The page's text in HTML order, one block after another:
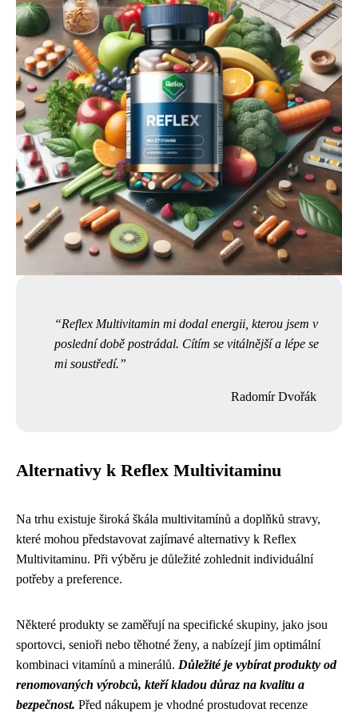
Reflex Multivitamin mi dodal energii, kterou jsem v
poslední době postrádal. Cítím se vitálnější a lépe se
mi soustředí.
Radomír Dvořák
Alternativy k Reflex Multivitaminu
Na trhu existuje široká škála multivitamínů a doplňků stravy,
které mohou představovat zajímavé alternativy k Reflex
Multivitaminu. Při výběru je důležité zohlednit individuální
potřeby a preference.
Některé produkty se zaměřují na specifické skupiny, jako jsou
sportovci, senioři nebo těhotné ženy, a nabízejí jim optimální
kombinaci vitamínů a minerálů. Důležité je vybírat produkty od
renomovaných výrobců, kteří kladou důraz na kvalitu a
bezpečnost. Před nákupem je vhodné prostudovat recenze